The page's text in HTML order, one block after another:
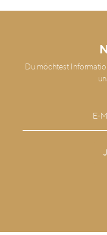
Du möchtest